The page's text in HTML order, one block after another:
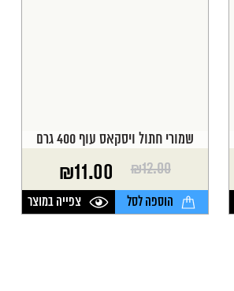
שמורי חתול ויסקאס עוף 400 גרם
₪12.00
המחיר
המקורי
היה:
₪11.00
המחיר
הנוכחי
הוא:
הוספה לסל צפייה במוצר